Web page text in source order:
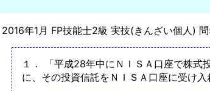
2016年1月 FP技能士2級 実技(きんざい個人) 問
１． 「平成28年中にＮＩＳＡ口座で株式
に、その投資信託をＮＩＳＡ口座に受け入